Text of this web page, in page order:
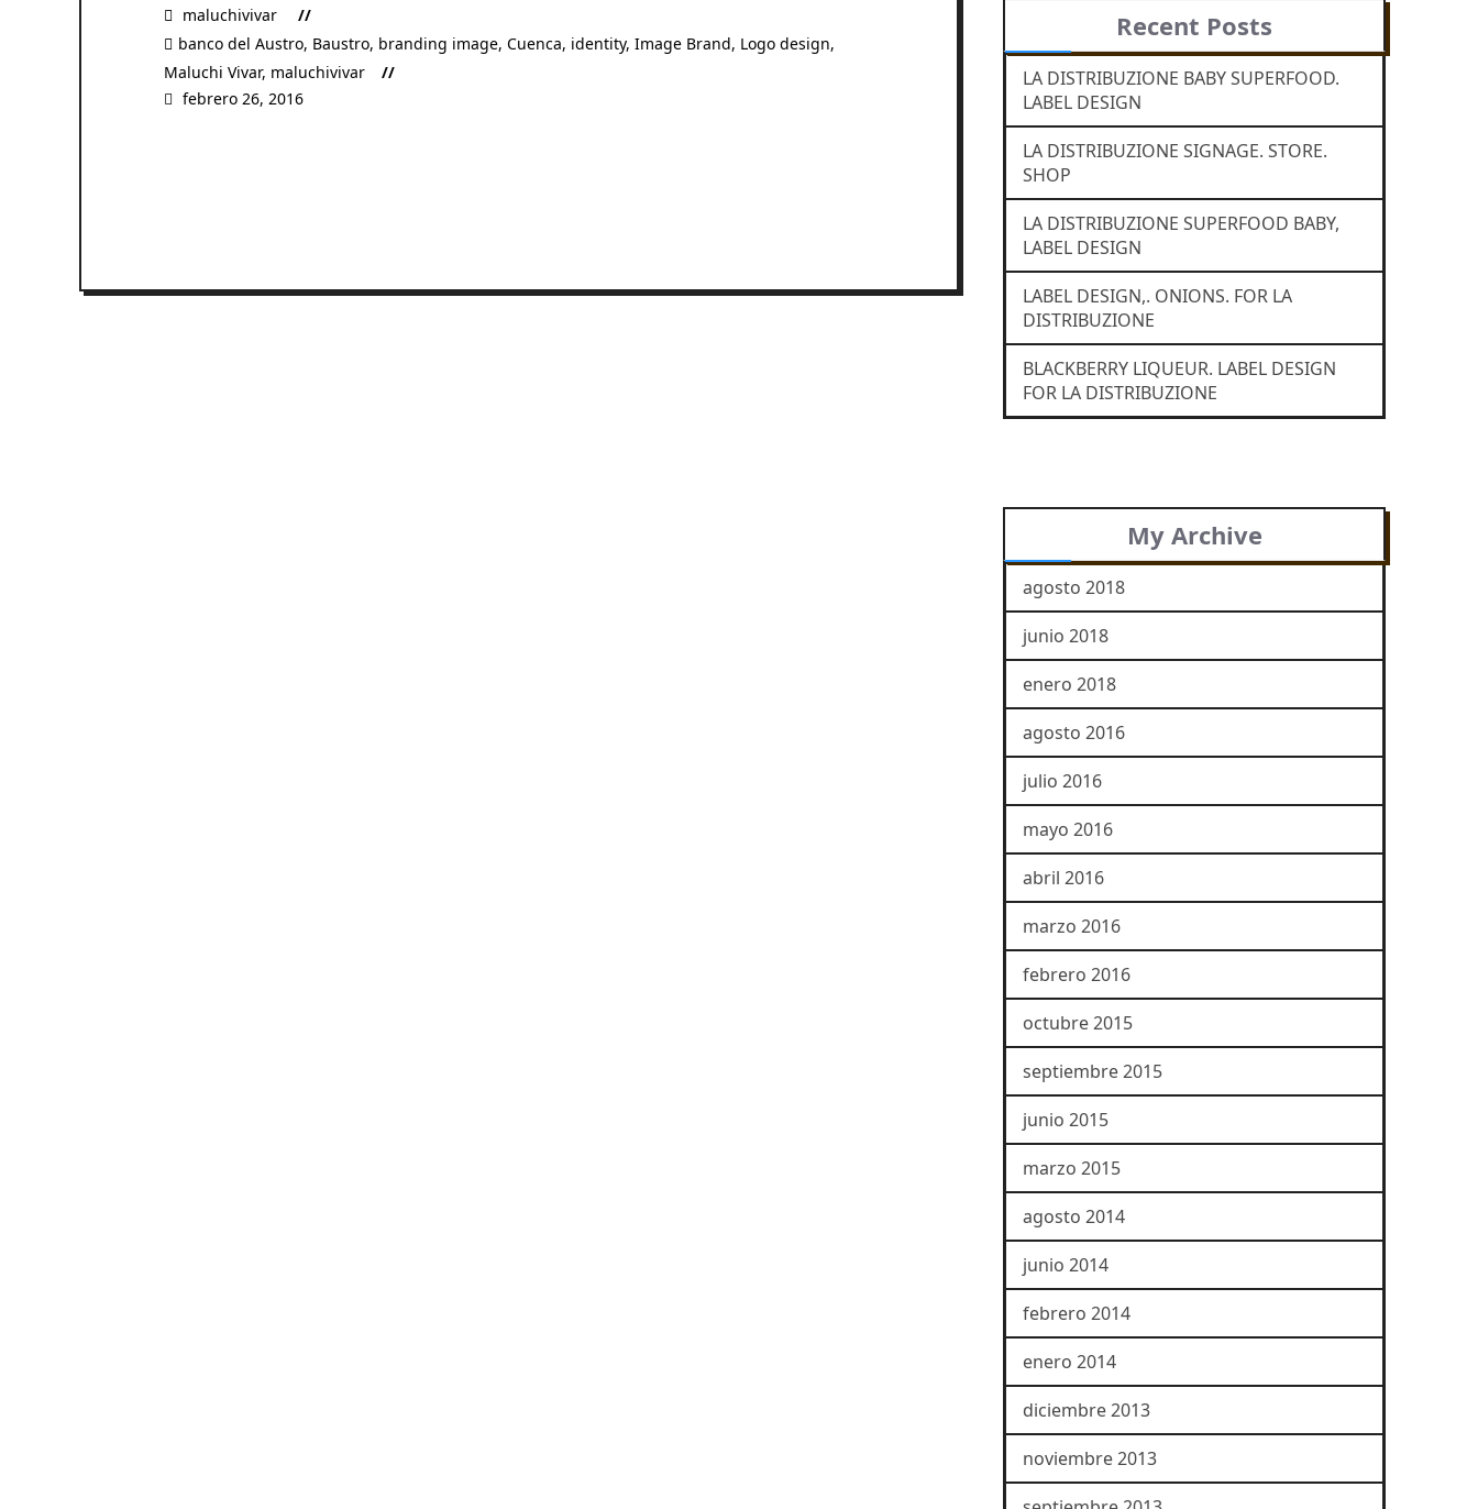
maluchivivar
banco del Austro, Baustro, branding image, Cuenca, identity, Image Brand, Logo design,
Maluchi Vivar, maluchivivar
febrero 26, 2016
Recent Posts
LA DISTRIBUZIONE BABY SUPERFOOD.
LABEL DESIGN
LA DISTRIBUZIONE SIGNAGE. STORE.
SHOP
LA DISTRIBUZIONE SUPERFOOD BABY,
LABEL DESIGN
LABEL DESIGN,. ONIONS. FOR LA
DISTRIBUZIONE
BLACKBERRY LIQUEUR. LABEL DESIGN
FOR LA DISTRIBUZIONE
My Archive
agosto 2018
junio 2018
enero 2018
agosto 2016
julio 2016
mayo 2016
abril 2016
marzo 2016
febrero 2016
octubre 2015
septiembre 2015
junio 2015
marzo 2015
agosto 2014
junio 2014
febrero 2014
enero 2014
diciembre 2013
noviembre 2013